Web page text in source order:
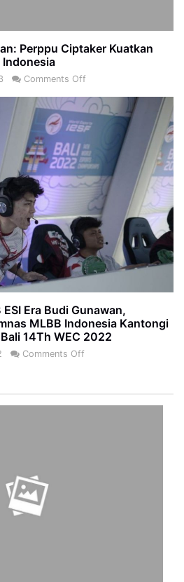
Perppu Ciptaker Kuatkan
Indonesia
Comments Off
Era Budi Gunawan,
MLBB Indonesia Kantongi
14Th WEC 2022
Comments Off